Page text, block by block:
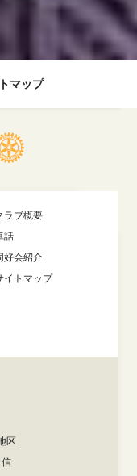
マップ
ラブ概要
話
好会紹介
イトマップ
区